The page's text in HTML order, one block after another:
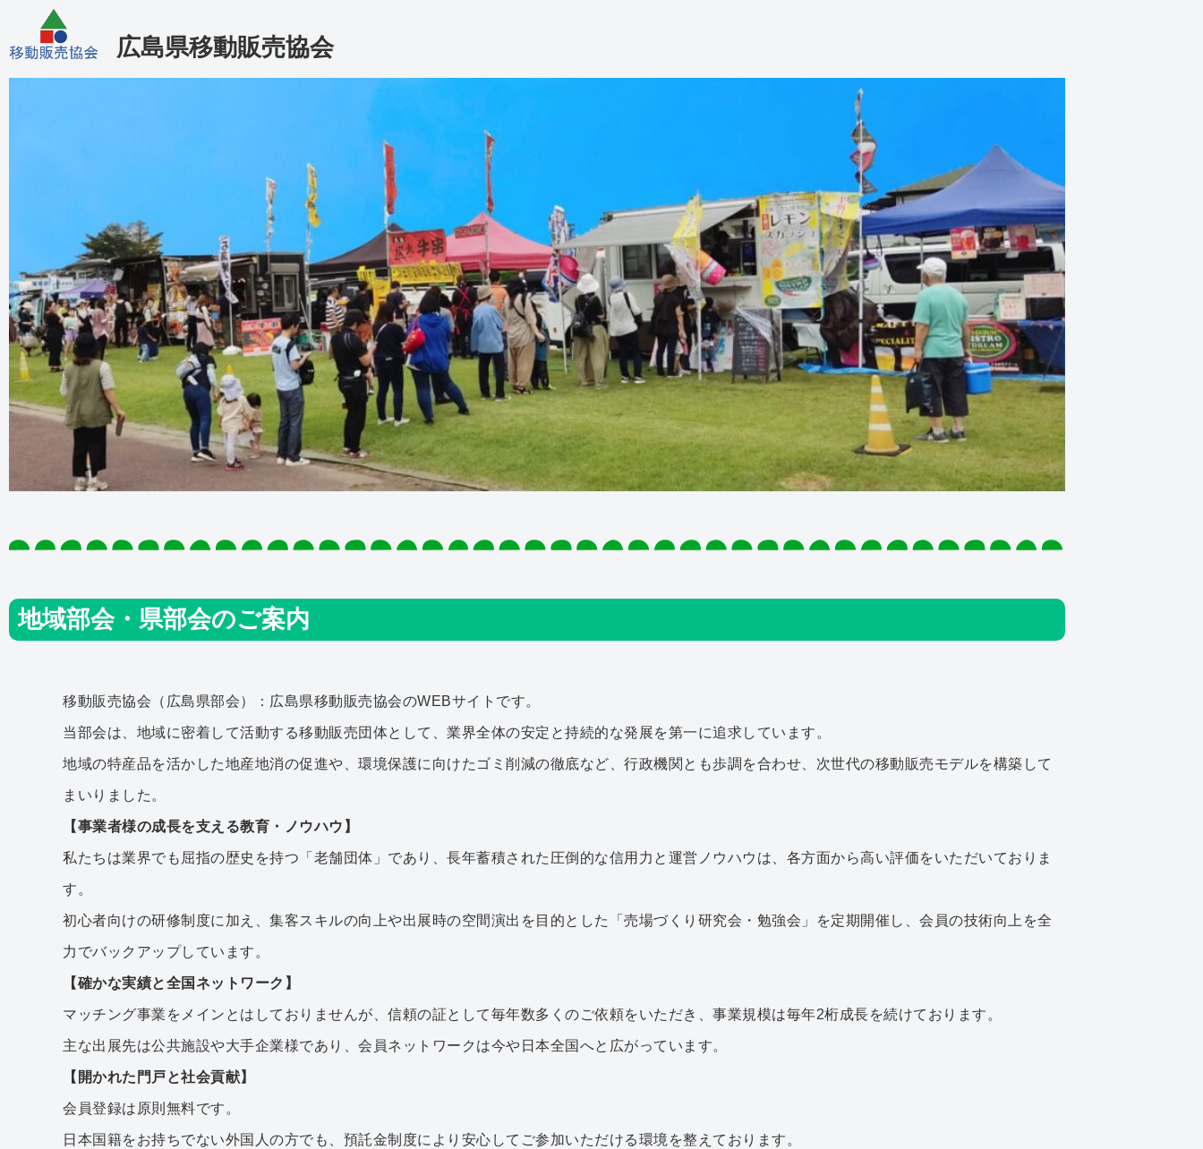
広島県移動販売協会
地域部会・県部会のご案内
移動販売協会（広島県部会）：広島県移動販売協会のWEBサイトです。
当部会は、地域に密着して活動する移動販売団体として、業界全体の安定と持続的な発展を第一に追求しています。
地域の特産品を活かした地産地消の促進や、環境保護に向けたゴミ削減の徹底など、行政機関とも歩調を合わせ、次世代の移動販売モデルを構築して
まいりました。
【事業者様の成長を支える教育・ノウハウ】
私たちは業界でも屈指の歴史を持つ「老舗団体」であり、長年蓄積された圧倒的な信用力と運営ノウハウは、各方面から高い評価をいただいておりま
す。
初心者向けの研修制度に加え、集客スキルの向上や出展時の空間演出を目的とした「売場づくり研究会・勉強会」を定期開催し、会員の技術向上を全
力でバックアップしています。
【確かな実績と全国ネットワーク】
マッチング事業をメインとはしておりませんが、信頼の証として毎年数多くのご依頼をいただき、事業規模は毎年2桁成長を続けております。
主な出展先は公共施設や大手企業様であり、会員ネットワークは今や日本全国へと広がっています。
【開かれた門戸と社会貢献】
会員登録は原則無料です。
日本国籍をお持ちでない外国人の方でも、預託金制度により安心してご参加いただける環境を整えております。